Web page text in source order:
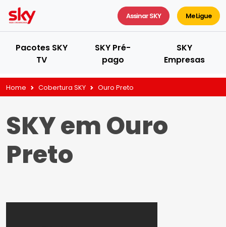
Assinar SKY Me Ligue
Pacotes SKY
TV
SKY Pré-
pago
SKY
Empresas
Home Cobertura SKY Ouro Preto
SKY em Ouro
Preto